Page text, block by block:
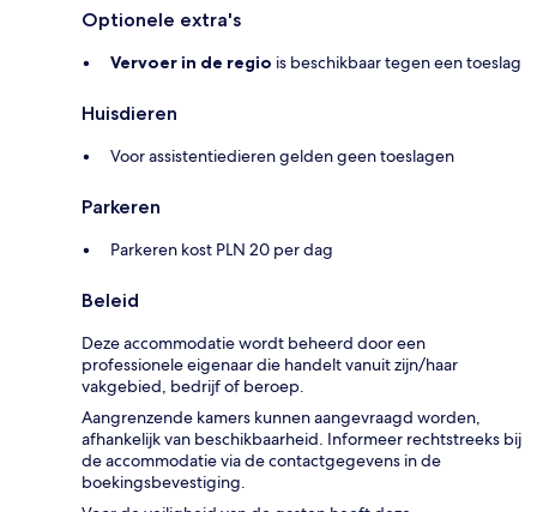
Optionele extra's
Vervoer in de regio is beschikbaar tegen een toeslag
Huisdieren
Voor assistentiedieren gelden geen toeslagen
Parkeren
Parkeren kost PLN 20 per dag
Beleid
Deze accommodatie wordt beheerd door een
professionele eigenaar die handelt vanuit zijn/haar
vakgebied, bedrijf of beroep.
Aangrenzende kamers kunnen aangevraagd worden,
afhankelijk van beschikbaarheid. Informeer rechtstreeks bij
de accommodatie via de contactgegevens in de
boekingsbevestiging.